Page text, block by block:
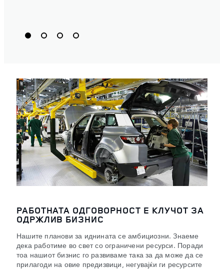
РАБОТНАТА ОДГОВОРНОСТ Е КЛУЧОТ ЗА
ОДРЖЛИВ БИЗНИС
Нашите планови за иднината се амбициозни. Знаеме
дека работиме во свет со ограничени ресурси. Поради
тоа нашиот бизнис го развиваме така за да може да се
прилагоди на овие предизвици, негувајќи ги ресурсите